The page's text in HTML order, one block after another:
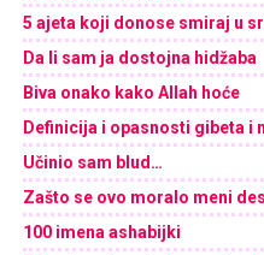
5 ajeta koji donose smiraj u
Da li sam ja dostojna hidžaba
Biva onako kako Allah hoće
Definicija i opasnosti gibeta i
Učinio sam blud…
Zašto se ovo moralo meni
100 imena ashabijki